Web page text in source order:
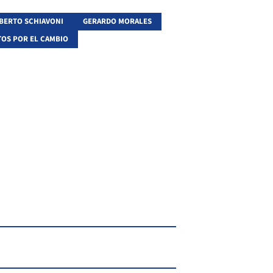
SCHIAVONI
GERARDO MORALES
POR EL CAMBIO